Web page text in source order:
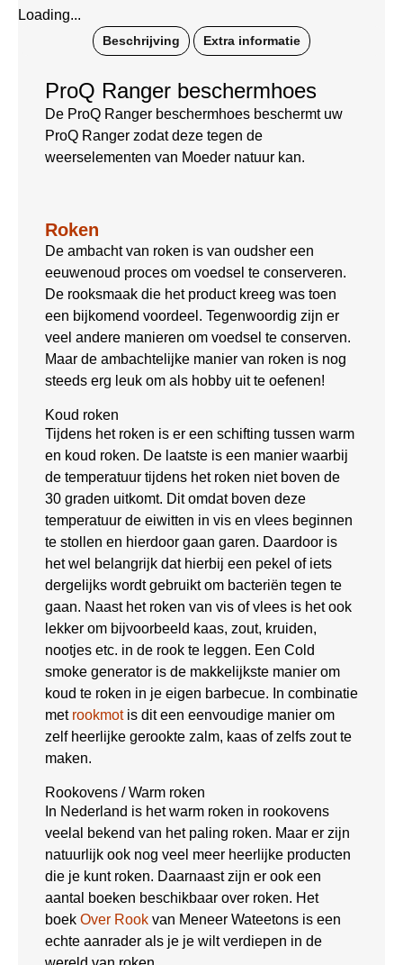
Loading...
Beschrijving Extra informatie
ProQ Ranger beschermhoes
De ProQ Ranger beschermhoes beschermt uw
ProQ Ranger zodat deze tegen de
weerselementen van Moeder natuur kan.
Roken
De ambacht van roken is van oudsher een
eeuwenoud proces om voedsel te conserveren.
De rooksmaak die het product kreeg was toen
een bijkomend voordeel. Tegenwoordig zijn er
veel andere manieren om voedsel te conserven.
Maar de ambachtelijke manier van roken is nog
steeds erg leuk om als hobby uit te oefenen!
Koud roken
Tijdens het roken is er een schifting tussen warm
en koud roken. De laatste is een manier waarbij
de temperatuur tijdens het roken niet boven de
30 graden uitkomt. Dit omdat boven deze
temperatuur de eiwitten in vis en vlees beginnen
te stollen en hierdoor gaan garen. Daardoor is
het wel belangrijk dat hierbij een pekel of iets
dergelijks wordt gebruikt om bacteriën tegen te
gaan. Naast het roken van vis of vlees is het ook
lekker om bijvoorbeeld kaas, zout, kruiden,
nootjes etc. in de rook te leggen. Een Cold
smoke generator is de makkelijkste manier om
koud te roken in je eigen barbecue. In combinatie
met rookmotis dit een eenvoudige manier om
zelf heerlijke gerookte zalm, kaas of zelfs zout te
maken.
Rookovens / Warm roken
In Nederland is het warm roken in rookovens
veelal bekend van het paling roken. Maar er zijn
natuurlijk ook nog veel meer heerlijke producten
die je kunt roken. Daarnaast zijn er ook een
aantal boeken beschikbaar over roken. Het
boek Over Rook van Meneer Wateetons is een
echte aanrader als je je wilt verdiepen in de